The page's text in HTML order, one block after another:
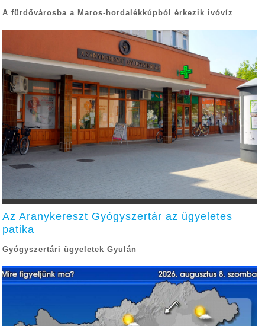
A fürdővárosba a Maros-hordalékkúpból érkezik ivóvíz
Az Aranykereszt Gyógyszertár az ügyeletes
patika
Gyógyszertári ügyeletek Gyulán